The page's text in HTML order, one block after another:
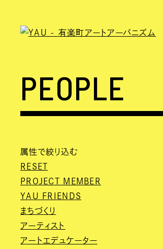
PEOPLE
属性で絞り込む
RESET
PROJECT MEMBER
YAU FRIENDS
まちづくり
アーティスト
アートエデュケーター